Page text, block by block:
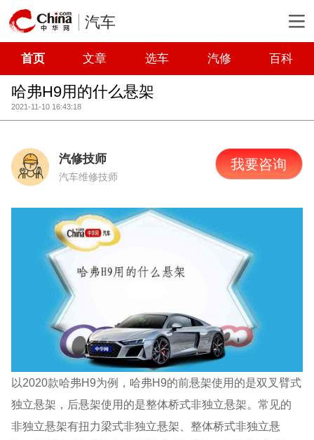
汽车
首页 文章 选车 汽修 百科
哈弗H9用的什么悬架
2021-11-10 16:43:18
汽修技师
汽车维修技师
我要咨询
以2020款哈弗H9为例，哈弗H9的前悬架使用的是双叉臂式
独立悬架，后悬架使用的是整体桥式非独立悬架。常见的
非独立悬架有扭力梁式非独立悬架、整体桥式非独立悬